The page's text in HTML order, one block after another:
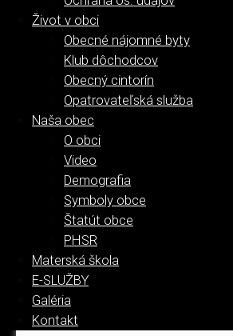
Život v obci
Obecné nájomné byty
Klub dôchodcov
Obecný cintorín
Opatrovateľská služba
Naša obec
O obci
Video
Demografia
Symboly obce
Štatút obce
PHSR
Materská škola
E-SLUŽBY
Galéria
Kontakt
Obecný úrad
Aktuálne dianie
Úradná tabuľa
Pozvánky OcZ
Zápisnice zo zasadnutí OcZ
Uznesenia zo zasadnutí
Úradné dokumenty
Verejné vyhlášky
PHSR obce 2016-2022,
2030
Komunitný plán sociálnych